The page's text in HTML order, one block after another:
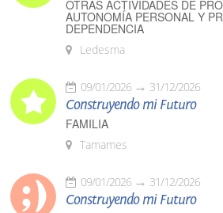
OTRAS ACTIVIDADES DE
AUTONOMÍA PERSONAL Y
DEPENDENCIA
Ledesma
09/01/2026 31/12/2026
Construyendo mi Futuro
FAMILIA
Tamames
09/01/2026 31/12/2026
Construyendo mi Futuro